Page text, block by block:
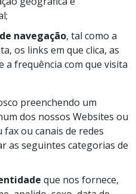
navegação, tal como a
os links em que clica, as
a frequência com que visita
preenchendo um
dos nossos Websites ou
ou canais de redes
as seguintes categorias de
que nos fornece,